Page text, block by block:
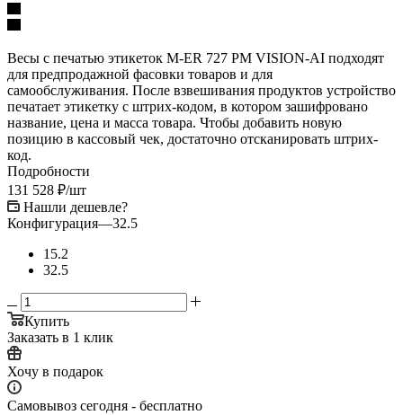
Весы с печатью этикеток M-ER 727 PM VISION-AI подходят
для предпродажной фасовки товаров и для
самообслуживания. После взвешивания продуктов устройство
печатает этикетку с штрих-кодом, в котором зашифровано
название, цена и масса товара. Чтобы добавить новую
позицию в кассовый чек, достаточно отсканировать штрих-
код.
Подробности
131 528 ₽/шт
Нашли дешевле?
Конфигурация—32.5
15.2
32.5
Купить
Заказать в 1 клик
Хочу в подарок
Самовывоз сегодня - бесплатно